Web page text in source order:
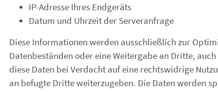
IP-Adresse Ihres Endgeräts
Datum und Uhrzeit der Serveranfrage
Diese Informationen werden ausschließlich zur
Datenbeständen oder eine Weitergabe an Dritte,
diese Daten bei Verdacht auf eine rechtswidrige
an befugte Dritte weiterzugeben. Die Daten werden